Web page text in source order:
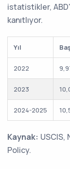
istatistikler,
kanıtlıyor.
Yıl
2022
2023
2024-2025
Kaynak:
Policy.